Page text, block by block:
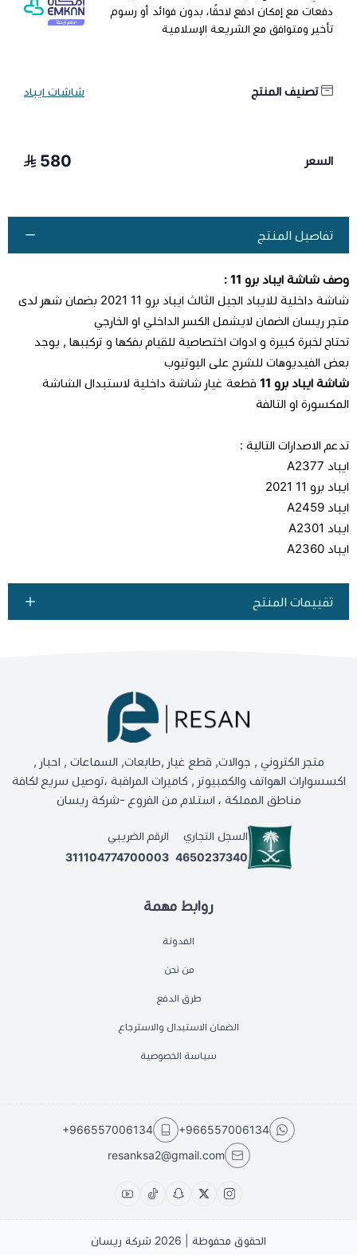
دفعات مع إمكان ادفع لاحقًا، بدون فوائد أو رسوم
تأخير ومتوافق مع الشريعة الإسلامية
تصنيف المنتج شاشات ايباد
السعر 580
تفاصيل المنتج
وصف شاشة ايباد برو 11
:
شاشة داخلية للايباد الجيل الثالث ايباد برو 11 2021 بضمان شهر لدى
متجر ريسان الضمان لايشمل الكسر الداخلي او الخارجي
تحتاج لخبرة كبيرة و ادوات اختصاصية للقيام بفكها و تركيبها , يوجد
بعض الفيديوهات للشرح على اليوتيوب
شاشة ايباد برو 11
قطعة غيار شاشة داخلية لاستبدال الشاشة
المكسورة او التالفة
تدعم الاصدارات التالية :
ايباد A2377
ايباد برو 11 2021
ايباد A2459
ايباد A2301
ايباد A2360
تقييمات المنتج
روابط مهمة
المدونة
من نحن
طرق الدفع
الضمان الاستبدال والاسترجاع
سياسة الخصوصية
متجر الكتروني , جوالات, قطع غيار ,طابعات, السماعات , احبار ,
اكسسوارات الهواتف والكمبيوتر , كاميرات المراقبة ،توصيل سريع لكافة
مناطق المملكة ، استلام من الفروع -شركة ريسان
السجل التجاري
4650237340
الرقم الضريبي
311104774700003
+966557006134
+966557006134
resanksa2@gmail.com
الحقوق محفوظة | 2026 شركة ريسان